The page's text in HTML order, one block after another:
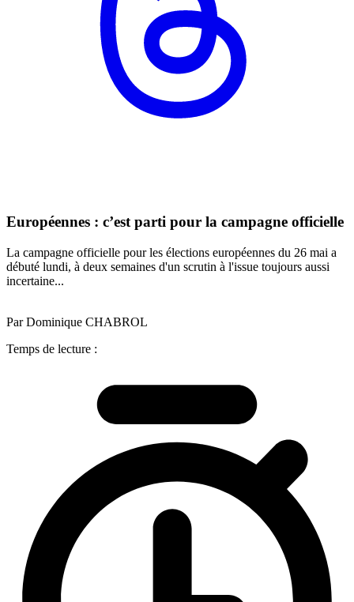
Européennes : c’est parti pour la campagne officielle
La campagne officielle pour les élections européennes du 26 mai a
débuté lundi, à deux semaines d'un scrutin à l'issue toujours aussi
incertaine...
Par Dominique CHABROL
Temps de lecture :